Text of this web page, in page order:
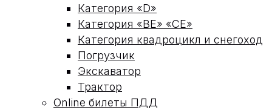
Категория «D»
Категория «ВЕ» «СЕ»
Категория квадроцикл и снегоход
Погрузчик
Экскаватор
Трактор
Online билеты ПДД